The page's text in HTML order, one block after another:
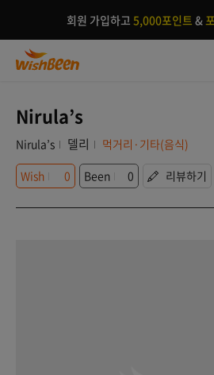
회원 가입하고 5,000포인트 &
Nirula’s
Nirula’s 델리
먹거리·기타(음식)
Wish
0 Been 0 리뷰하기